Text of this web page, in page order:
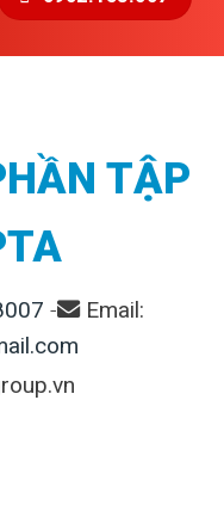
TẬP
-
Email: